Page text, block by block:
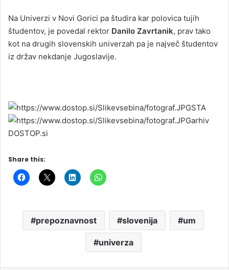
Na Univerzi v Novi Gorici pa študira kar polovica tujih
študentov, je povedal rektor Danilo Zavrtanik, prav tako
kot na drugih slovenskih univerzah pa je največ študentov
iz držav nekdanje Jugoslavije.
STA
arhiv
DOSTOP.si
Share this:
prepoznavnost slovenija um
univerza